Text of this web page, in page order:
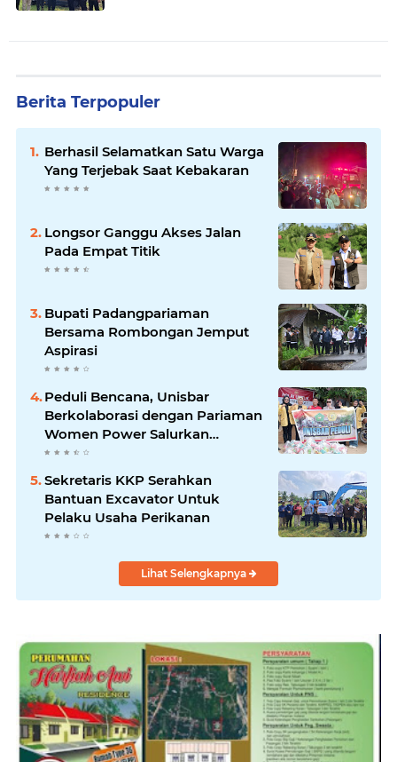
Berita Terpopuler
Berhasil Selamatkan Satu Warga
Yang Terjebak Saat Kebakaran
Longsor Ganggu Akses Jalan
Pada Empat Titik
Bupati Padangpariaman
Bersama Rombongan Jemput
Aspirasi
Peduli Bencana, Unisbar
Berkolaborasi dengan Pariaman
Women Power Salurkan
Bantuan untuk Korban Banjir di
Padang
Sekretaris KKP Serahkan
Bantuan Excavator Untuk
Pelaku Usaha Perikanan
Lihat Selengkapnya